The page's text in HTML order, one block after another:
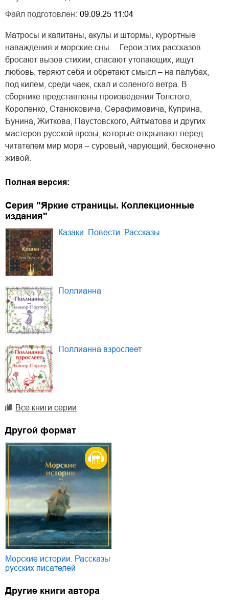
Файл подготовлен: 09.09.25 11:04
Матросы и капитаны, акулы и штормы, курортные
наваждения и морские сны… Герои этих рассказов
бросают вызов стихии, спасают утопающих, ищут
любовь, теряют себя и обретают смысл – на палубах,
под килем, среди чаек, скал и соленого ветра. В
сборнике представлены произведения Толстого,
Короленко, Станюковича, Серафимовича, Куприна,
Бунина, Житкова, Паустовского, Айтматова и других
мастеров русской прозы, которые открывают перед
читателем мир моря – суровый, чарующий, бесконечно
живой.
Полная версия:
Серия "Яркие страницы. Коллекционные
издания"
Казаки. Повести. Рассказы
Поллианна
Поллианна взрослеет
Все книги серии
Другой формат
Морские истории. Рассказы
русских писателей
Другие книги автора